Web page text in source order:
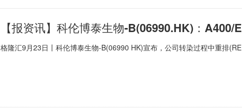
格隆汇9月23日丨科伦博泰生物-B(06990 HK)宣布，公司转染过程中重排(RE